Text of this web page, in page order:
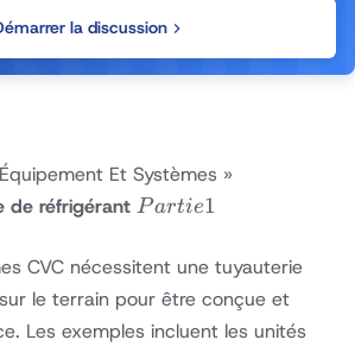
la discussion
Équipement Et Systèmes »
de réfrigérant Partie
Partie1
CVC nécessitent une tuyauterie
le terrain pour être conçue et
Les exemples incluent les unités